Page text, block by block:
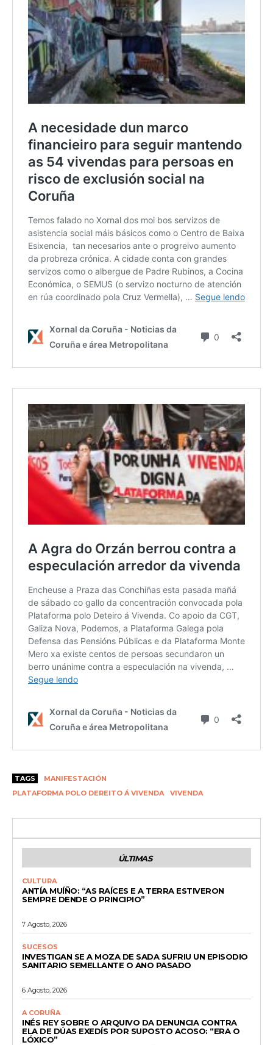
TAGS
MANIFESTACIÓN
PLATAFORMA POLO DEREITO Á VIVENDA
VIVENDA
ÚLTIMAS
CULTURA
ANTÍA MUÍÑO: “AS RAÍCES E A TERRA ESTIVERON
SEMPRE DENDE O PRINCIPIO”
7 Agosto, 2026
SUCESOS
INVESTIGAN SE A MOZA DE SADA SUFRIU UN EPISODIO
SANITARIO SEMELLANTE O ANO PASADO
6 Agosto, 2026
A CORUÑA
INÉS REY SOBRE O ARQUIVO DA DENUNCIA CONTRA
ELA DE DÚAS EXEDÍS POR SUPOSTO ACOSO: “ERA O
LÓXICO”